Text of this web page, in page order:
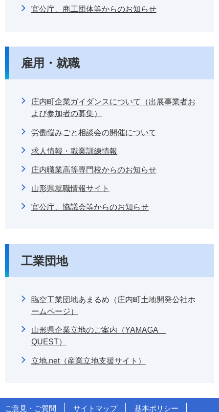
官公庁、商工団体等からのお知らせ
雇用・就職
庄内町企業ガイダンスについて（出展事業者お
よび参加者の募集）
労働悩みごと相談会の開催について
求人情報・職業訓練情報
庄内職業高等専門校からのお知らせ
山形県就職情報サイト
官公庁、協議会等からのお知らせ
工業団地
臨空工業団地あまるめ（庄内町土地開発公社ホ
ームページ）
山形県企業立地のご案内（YAMAGA
QUEST）
立地.net（産業立地支援サイト）
ご意見・ご質問 サイトマップ 基本ポリシー